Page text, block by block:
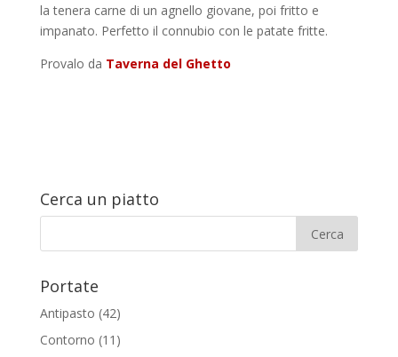
la tenera carne di un agnello giovane, poi fritto e
impanato. Perfetto il connubio con le patate fritte.
Provalo da Taverna del Ghetto
Cerca un piatto
Portate
Antipasto (42)
Contorno (11)